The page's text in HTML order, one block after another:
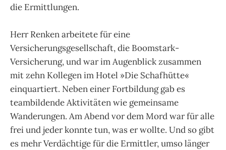
die Ermittlungen.
Herr Renken arbeitete für eine
Versicherungsgesellschaft, die Boomstark-
Versicherung, und war im Augenblick zusammen
mit zehn Kollegen im Hotel »Die Schafhütte«
einquartiert. Neben einer Fortbildung gab es
teambildende Aktivitäten wie gemeinsame
Wanderungen. Am Abend vor dem Mord war für alle
frei und jeder konnte tun, was er wollte. Und so gibt
es mehr Verdächtige für die Ermittler, umso länger